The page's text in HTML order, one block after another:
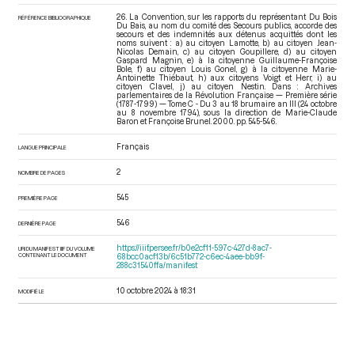
Décret, présenté par Du Bois Du Bais au nom du comité des
Secours publics, accordant au citoyen Nestin la somme de
1062 L 10 s à titre d'indemnité et de secours, lors de la séance du
18 brumaire an III (8 novembre 1794) [Décret] p.546
Dubois du Bais Louis Thibault
RÉFÉRENCE BIBLIOGRAPHIQUE
26. La Convention, sur les rapports du représentant Du Bois
Du Bais, au nom du comité des Secours publics, accorde des
secours et des indemnités aux détenus acquittés dont les
noms suivent : a) au citoyen Lamotte, b) au citoyen Jean-
Nicolas Demain, c) au citoyen Goupillere, d) au citoyen
Gaspard Magnin, e) à la citoyenne Guillaume-Françoise
Bole, f) au citoyen Louis Gonel, g) à la citoyenne Marie-
Antoinette Thiébaut, h) aux citoyens Voigt et Herr, i) au
citoyen Clavel, j) au citoyen Nestin. Dans : Archives
parlementaires de la Révolution Française — Première série
(1787-1799) — Tome C - Du 3 au 18 brumaire an III (24 octobre
au 8 novembre 1794) , sous la direction de Marie-Claude
Baron et Françoise Brunel. 2000. pp. 545-546.
LANGUE PRINCIPALE Français
NOMBRE DE PAGES 2
PREMIÈRE PAGE 545
DERNIÈRE PAGE 546
URI DU MANIFEST IIIF DU VOLUME
CONTENANT LE DOCUMENT
https://iiif.persee.fr/b0e2cf11-597c-427d-8ac7-
68bcc0acf13b/6c51b772-c6ec-4aee-bb9f-
288c31540ffa/manifest
MODIFIÉ LE 10 octobre 2024 à 18:31